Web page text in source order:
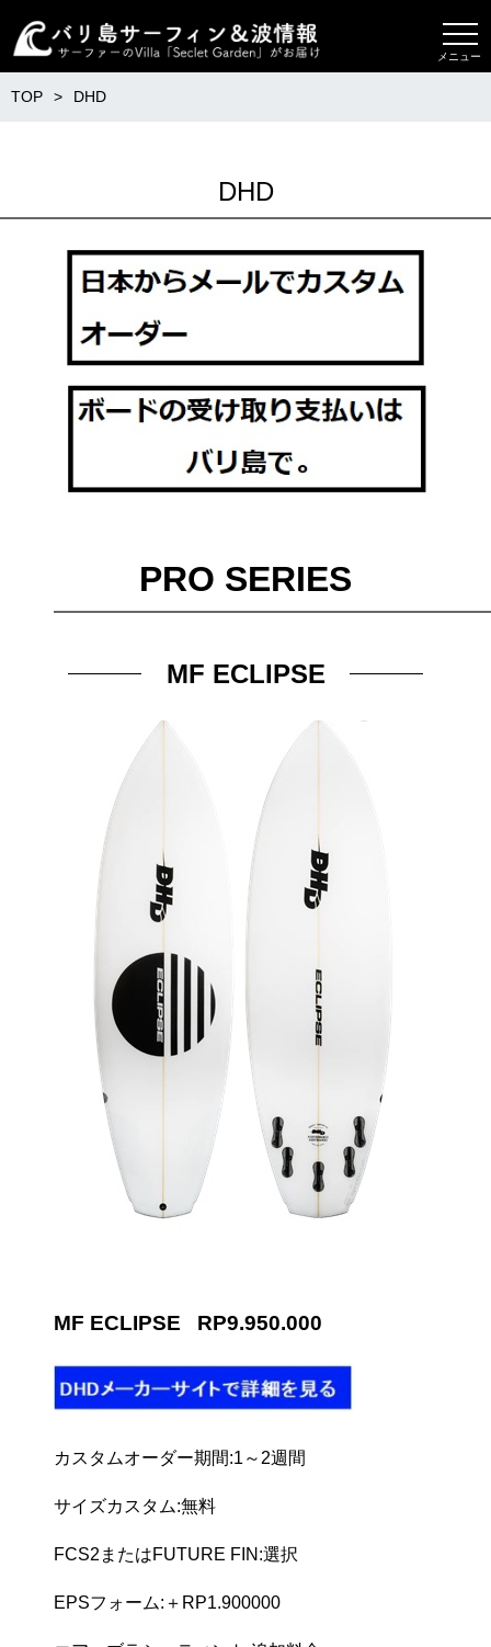
メニュー
TOP DHD
DHD
PRO SERIES
MF ECLIPSE
MF ECLIPSE RP9.950.000
カスタムオーダー期間:1～2週間
サイズカスタム:無料
FCS2またはFUTURE FIN:選択
EPSフォーム:＋RP1.900000